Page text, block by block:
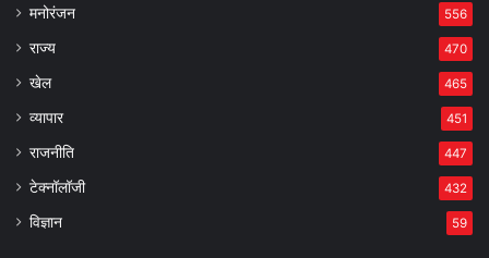
मनोरंजन 556
राज्य 470
खेल 465
व्यापार 451
राजनीति 447
टेक्नॉलॉजी 432
विज्ञान 59